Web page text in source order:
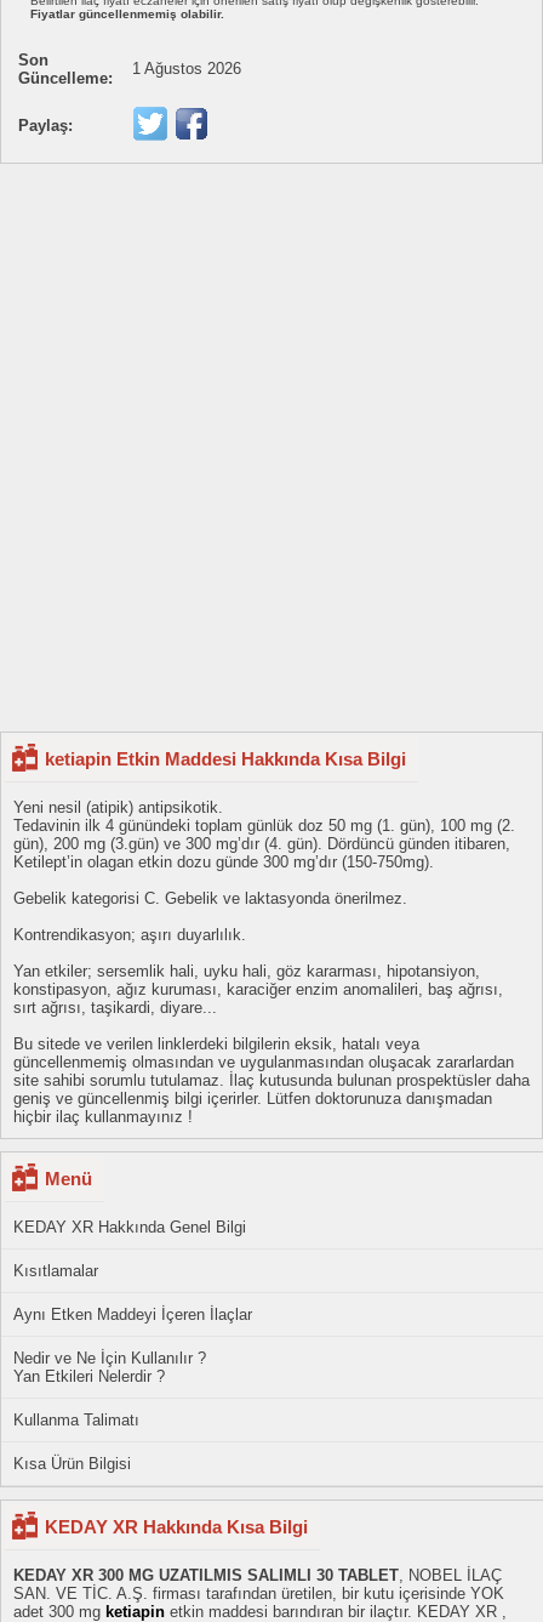
Fiyatlar güncellenmemiş olabilir.
Son
Güncelleme:
1 Ağustos 2026
Paylaş:
ketiapin Etkin Maddesi Hakkında Kısa Bilgi
Yeni nesil (atipik) antipsikotik.
Tedavinin ilk 4 günündeki toplam günlük doz 50 mg (1. gün), 100 mg (2.
gün), 200 mg (3.gün) ve 300 mg’dır (4. gün). Dördüncü günden itibaren,
Ketilept’in olagan etkin dozu günde 300 mg’dır (150-750mg).
Gebelik kategorisi C. Gebelik ve laktasyonda önerilmez.
Kontrendikasyon; aşırı duyarlılık.
Yan etkiler; sersemlik hali, uyku hali, göz kararması, hipotansiyon,
konstipasyon, ağız kuruması, karaciğer enzim anomalileri, baş ağrısı,
sırt ağrısı, taşikardi, diyare...
Bu sitede ve verilen linklerdeki bilgilerin eksik, hatalı veya
güncellenmemiş olmasından ve uygulanmasından oluşacak zararlardan
site sahibi sorumlu tutulamaz. İlaç kutusunda bulunan prospektüsler daha
geniş ve güncellenmiş bilgi içerirler. Lütfen doktorunuza danışmadan
hiçbir ilaç kullanmayınız !
Menü
KEDAY XR Hakkında Genel Bilgi
Kısıtlamalar
Aynı Etken Maddeyi İçeren İlaçlar
Nedir ve Ne İçin Kullanılır ?
Yan Etkileri Nelerdir ?
Kullanma Talimatı
Kısa Ürün Bilgisi
KEDAY XR Hakkında Kısa Bilgi
KEDAY XR 300 MG UZATILMIS SALIMLI 30 TABLET, NOBEL İLAÇ
SAN. VE TİC. A.Ş. firması tarafından üretilen, bir kutu içerisinde YOK
adet 300 mg ketiapin etkin maddesi barındıran bir ilaçtır. KEDAY XR ,